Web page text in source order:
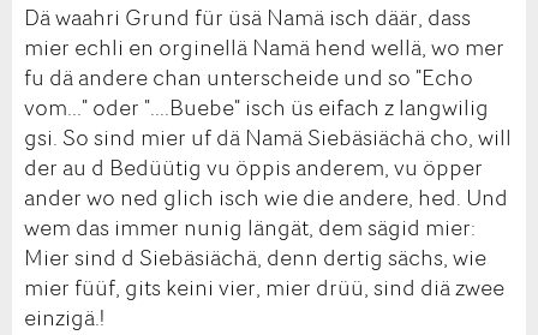
Dä waahri Grund für üsä Namä isch däär, dass
mier echli en orginellä Namä hend wellä, wo mer
fu dä andere chan unterscheide und so "Echo
vom..." oder "....Buebe" isch üs eifach z langwilig
gsi. So sind mier uf dä Namä Siebäsiächä cho, will
der au d Bedüütig vu öppis anderem, vu öpper
ander wo ned glich isch wie die andere, hed. Und
wem das immer nunig längät, dem sägid mier:
Mier sind d Siebäsiächä, denn dertig sächs, wie
mier füüf, gits keini vier, mier drüü, sind diä zwee
einzigä.!